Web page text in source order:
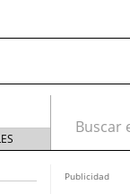
Buscar
Publicidad